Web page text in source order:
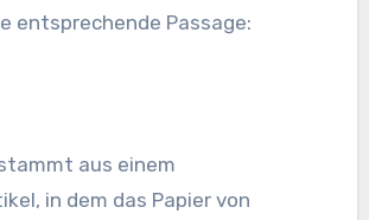
entsprechende Passage:
aus einem
in dem das Papier von